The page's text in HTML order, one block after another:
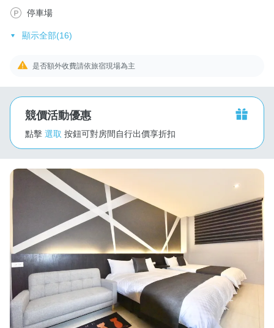
停車場
顯示全部(16)
是否額外收費請依旅宿現場為主
競價活動優惠
點擊 選取 按鈕可對房間自行出價享折扣